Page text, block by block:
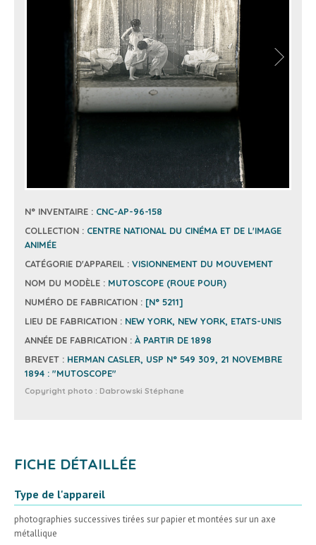
N° INVENTAIRE : CNC-AP-96-158
COLLECTION : CENTRE NATIONAL DU CINÉMA ET DE L'IMAGE
ANIMÉE
CATÉGORIE D'APPAREIL : VISIONNEMENT DU MOUVEMENT
NOM DU MODÈLE : MUTOSCOPE (ROUE POUR)
NUMÉRO DE FABRICATION : [N° 5211]
LIEU DE FABRICATION : NEW YORK, NEW YORK, ETATS-UNIS
ANNÉE DE FABRICATION : À PARTIR DE 1898
BREVET : HERMAN CASLER, USP N° 549 309, 21 NOVEMBRE
1894 : "MUTOSCOPE"
Copyright photo : Dabrowski Stéphane
FICHE DÉTAILLÉE
Type de l'appareil
photographies successives tirées sur papier et montées sur un axe
métallique